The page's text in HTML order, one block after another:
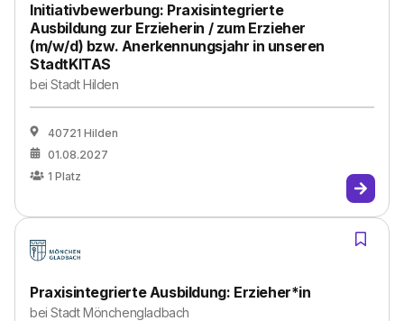
Initiativbewerbung: Praxisintegrierte
Ausbildung zur Erzieherin / zum Erzieher
(m/w/d) bzw. Anerkennungsjahr in unseren
StadtKITAS
beiStadt Hilden
40721 Hilden
01.08.2027
1 Platz
Praxisintegrierte Ausbildung: Erzieher*in
beiStadt Mönchengladbach